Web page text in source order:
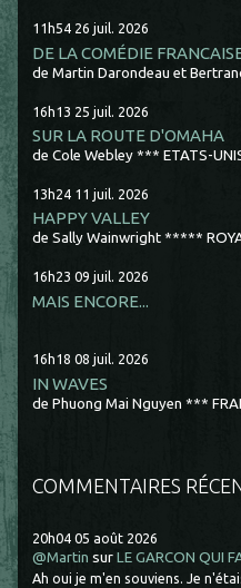
11h54 26 juil. 2026
DE LA COMÉDIE
de Martin Darondeau et
16h13 25 juil. 2026
SUR LA ROUTE D'OMAHA
de Cole Webley *** ETATS-
13h24 11 juil. 2026
HAPPY VALLEY
de Sally Wainwright *****
16h23 09 juil. 2026
MAIS ENCORE...
16h18 08 juil. 2026
IN WAVES
de Phuong Mai Nguyen ***
COMMENTAIRES
20h04 05 août 2026
@Martin surLE GARCON QUI
Ah oui je m'en souviens. Je